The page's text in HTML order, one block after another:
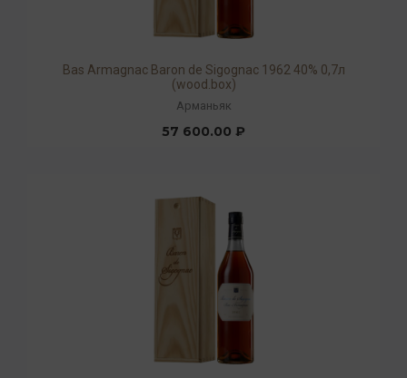
Bas Armagnac Baron de Sigognac 1962 40% 0,7л
(wood.box)
Арманьяк
57 600.00 ₽